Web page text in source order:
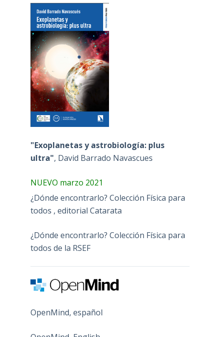
"Exoplanetas y astrobiología: plus
ultra", David Barrado Navascues
NUEVO marzo 2021
¿Dónde encontrarlo? Colección Física para
todos , editorial Catarata
¿Dónde encontrarlo? Colección Física para
todos de la RSEF
OpenMind, español